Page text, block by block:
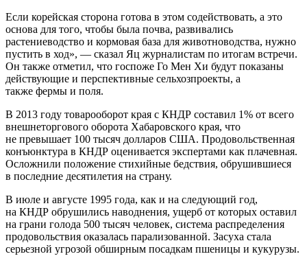
Если корейская сторона готова в этом содействовать, а это
основа для того, чтобы была почва, развивались
растениеводство и кормовая база для животноводства, нужно
пустить в ход», — сказал Яц журналистам по итогам встречи.
Он также отметил, что госпоже Го Мен Хи будут показаны
действующие и перспективные сельхозпроекты, а
также фермы и поля.
В 2013 году товарооборот края с КНДР составил 1% от всего
внешнеторгового оборота Хабаровского края, что
не превышает 100 тысяч долларов США. Продовольственная
конъюнктура в КНДР оценивается экспертами как плачевная.
Осложнили положение стихийные бедствия, обрушившиеся
в последние десятилетия на страну.
В июле и августе 1995 года, как и на следующий год,
на КНДР обрушились наводнения, ущерб от которых оставил
на грани голода 500 тысяч человек, система распределения
продовольствия оказалась парализованной. Засуха стала
серьезной угрозой обширным посадкам пшеницы и кукурузы.